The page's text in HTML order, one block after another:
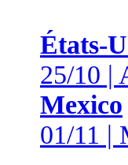
États-
25/10 |
Mexico
01/11 |